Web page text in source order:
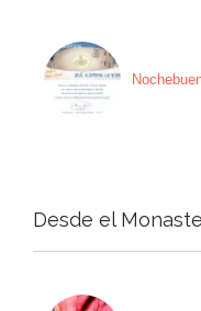
Desde el